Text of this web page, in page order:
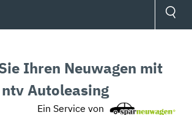
Ihren Neuwagen mit
ntv Autoleasing
Ein Service von